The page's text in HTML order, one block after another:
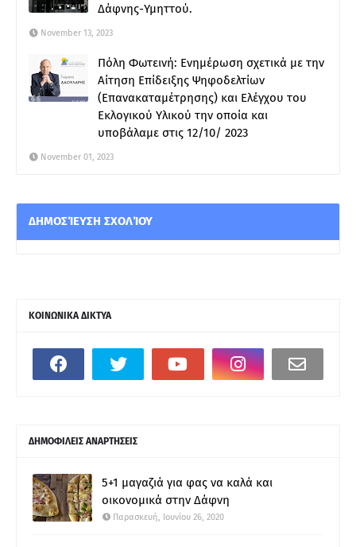
Δάφνης-Υμηττού.
November 13, 2023
Πόλη Φωτεινή: Ενημέρωση σχετικά με την
Αίτηση Επίδειξης Ψηφοδελτίων
(Επανακαταμέτρησης) και Ελέγχου του
Εκλογικού Υλικού την οποία και
υποβάλαμε στις 12/10/ 2023
November 01, 2023
ΔΗΜΟΣΊΕΥΣΗ ΣΧΟΛΊΟΥ
ΚΟΙΝΩΝΙΚΑ ΔΙΚΤΥΑ
ΔΗΜΟΦΙΛΕΙΣ ΑΝΑΡΤΗΣΕΙΣ
5+1 μαγαζιά για φας να καλά και
οικονομικά στην Δάφνη
Παρασκευή, Ιουνίου 26, 2020